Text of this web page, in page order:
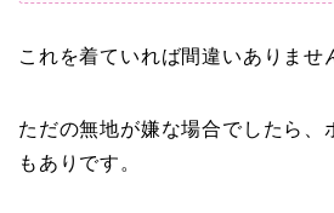
これを着ていれば間違いありませ
ただの無地が嫌な場合でしたら、
もありです。